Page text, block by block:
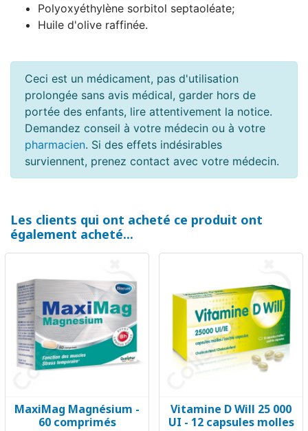
Polyoxyéthylène sorbitol septaoléate;
Huile d'olive raffinée.
Ceci est un médicament, pas d'utilisation
prolongée sans avis médical, garder hors de
portée des enfants, lire attentivement la notice.
Demandez conseil à votre médecin ou à votre
pharmacien. Si des effets indésirables
surviennent, prenez contact avec votre médecin.
Les clients qui ont acheté ce produit ont
également acheté...
MaxiMag Magnésium -
60 comprimés
Vitamine D Will 25 000
UI - 12 capsules molles